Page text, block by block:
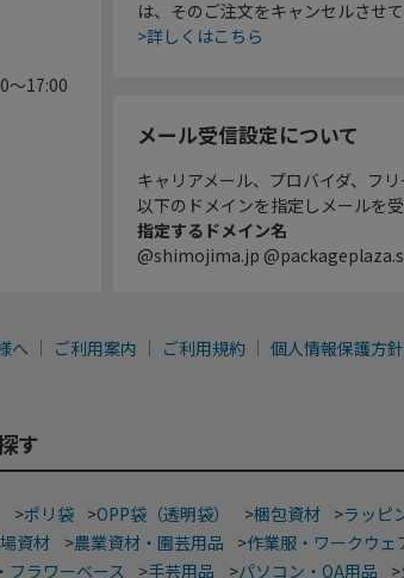
～17:00
は、そのご注文をキャンセルさせて
>詳しくはこちら
メール受信設定について
キャリアメール、プロバイダ、フ
以下のドメインを指定しメールを
指定するドメイン名
@shimojima.jp
へ ご利用案内 ご利用規約 個人情報保護方針
す
>ポリ袋 >OPP袋（透明袋） >梱包資材 >ラッピ
資材 >農業資材・園芸用品 >作業服・ワークウェ
フラワーベース >手芸用品 >パソコン・OA用品 >